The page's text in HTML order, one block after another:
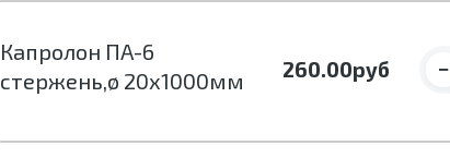
Капролон ПА-6
стержень,ø 20х1000мм
260.00руб −